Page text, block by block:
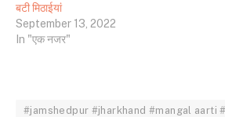
बटी मिठाईयां
September 13, 2022
In "एक नजर"
#jamshedpur #jharkhand #mangal aarti